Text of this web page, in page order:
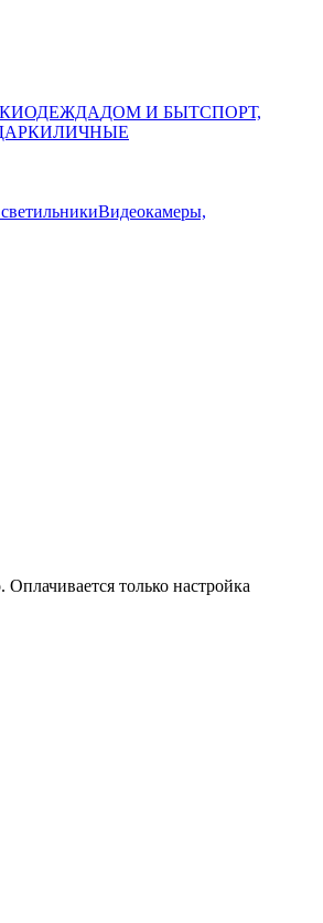
ОДЕЖДАДОМ И БЫТСПОРТ,
ЛИЧНЫЕ
Видеокамеры,
только настройка